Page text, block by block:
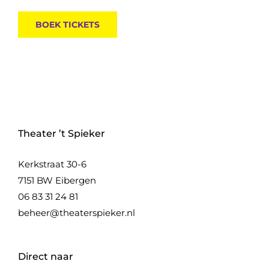
BOEK TICKETS
Theater ’t Spieker
Kerkstraat 30-6
7151 BW Eibergen
06 83 31 24 81
beheer@theaterspieker.nl
Direct naar